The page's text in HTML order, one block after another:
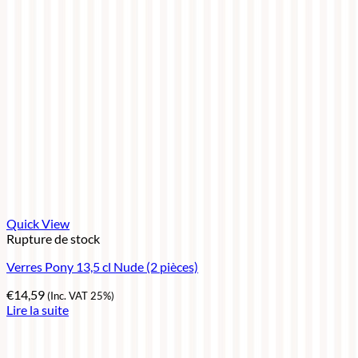
Quick View
Rupture de stock
Verres Pony 13,5 cl Nude (2 pièces)
€14,59(Inc. VAT 25%)
Lire la suite